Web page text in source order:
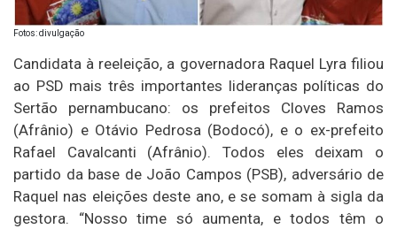
Fotos: divulgação
Candidata à reeleição, a governadora Raquel Lyra filiou
ao PSD mais três importantes lideranças políticas do
Sertão pernambucano: os prefeitos Cloves Ramos
(Afrânio) e Otávio Pedrosa (Bodocó), e o ex-prefeito
Rafael Cavalcanti (Afrânio). Todos eles deixam o
partido da base de João Campos (PSB), adversário de
Raquel nas eleições deste ano, e se somam à sigla da
gestora. “Nosso time só aumenta, e todos têm o